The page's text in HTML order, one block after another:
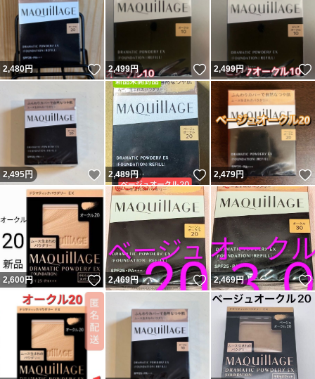
2,480円 いいね！
2,499円 いいね！
2,499円
2,495円 いいね！
2,489円 いいね！
2,479円
2,600 円 いいね！
2,469円 いいね！
2,469円